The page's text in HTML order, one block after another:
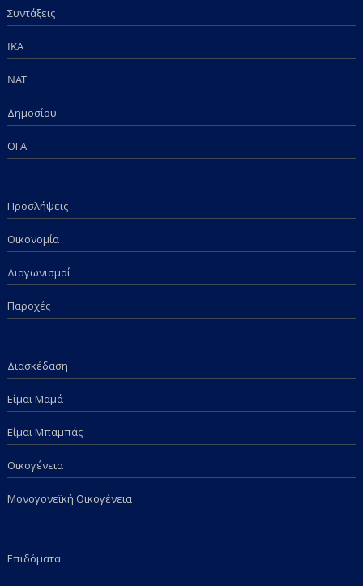
Συντάξεις
IKA
NAT
Δημοσίου
ΟΓΑ
Προσλήψεις
Οικονομία
Διαγωνισμοί
Παροχές
Διασκέδαση
Είμαι Μαμά
Είμαι Μπαμπάς
Οικογένεια
Μονογονεϊκή Οικογένεια
Επιδόματα